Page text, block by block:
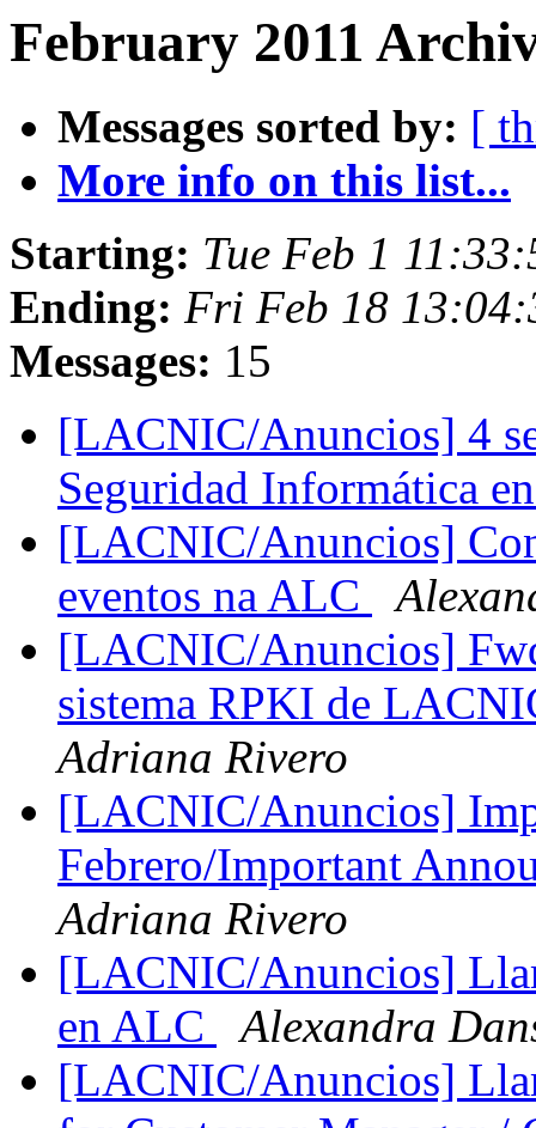
February 2011
Messages sorted by: [
More info on this list...
Starting: Tue Feb 1
Ending: Fri Feb 18
Messages: 15
[LACNIC/Anuncios] 4
Seguridad Informática
[LACNIC/Anuncios]
eventos na ALC
[LACNIC/Anuncios]
sistema RPKI de
Adriana Rivero
[LACNIC/Anuncios]
Febrero/Important
Adriana Rivero
[LACNIC/Anuncios]
en ALC
Alexandra
[LACNIC/Anuncios]